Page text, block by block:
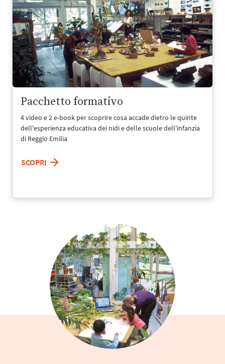
Pacchetto formativo
4 video e 2 e-book per scoprire cosa accade dietro le quinte
dell'esperienza educativa dei nidi e delle scuole dell'infanzia
di Reggio Emilia
SCOPRI